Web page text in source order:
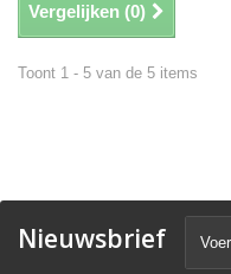
Vergelijken (0)
Toont 1 - 5 van de 5 items
Nieuwsbrief